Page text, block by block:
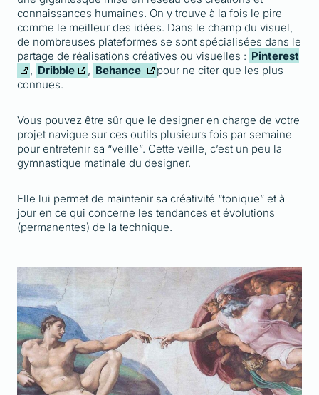
connaissances humaines. On y trouve à la fois le pire
comme le meilleur des idées. Dans le champ du visuel,
de nombreuses plateformes se sont spécialisées dans le
partage de réalisations créatives ou visuelles : Pinterest
, Dribble , Behance
pour ne citer que les plus
connues.
Vous pouvez être sûr que le designer en charge de votre
projet navigue sur ces outils plusieurs fois par semaine
pour entretenir sa “veille”. Cette veille, c’est un peu la
gymnastique matinale du designer.
Elle lui permet de maintenir sa créativité “tonique” et à
jour en ce qui concerne les tendances et évolutions
(permanentes) de la technique.